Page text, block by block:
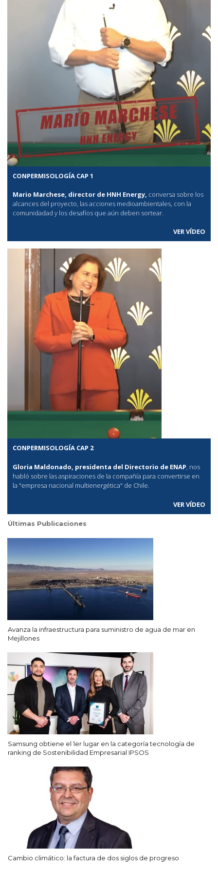
CONPERMISOLOGÍA CAP 1
Mario Marchese, director de HNH Energy, conversa sobre los
alcances del proyecto, las acciones medioambientales, con la
comunidadad y los desafíos que aún deben sortear.
VER VÍDEO
CONPERMISOLOGÍA CAP 2
Gloria Maldonado, presidenta del Directorio de ENAP , nos
habló sobre las aspiraciones de la compañía para convertirse en
la "empresa nacional multienergética" de Chile.
VER VÍDEO
Últimas Publicaciones
Avanza la infraestructura para suministro de agua de mar en
Mejillones
Samsung obtiene el 1er lugar en la categoría tecnología de
ranking de Sostenibilidad Empresarial IPSOS
Cambio climático: la factura de dos siglos de progreso